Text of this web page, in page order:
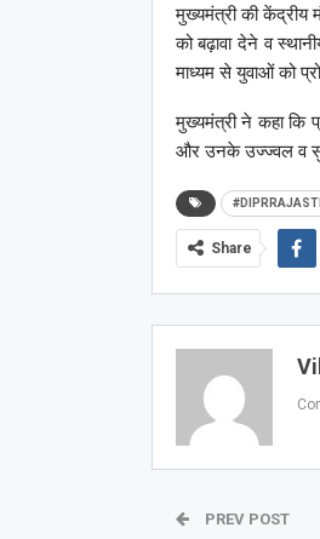
मुख्यमंत्री की
को बढ़ावा देने व
माध्यम से युवाओं को
मुख्यमंत्री ने कहा कि
और उनके उज्ज्वल व
Share
PREV POST